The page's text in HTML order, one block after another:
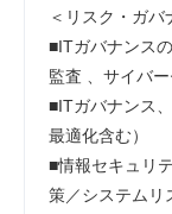
＜リスク・ガバ
■ITガバナンス
監査 、サイバ
■ITガバナンス
最適化含む）
■情報セキュリ
策／システムリ